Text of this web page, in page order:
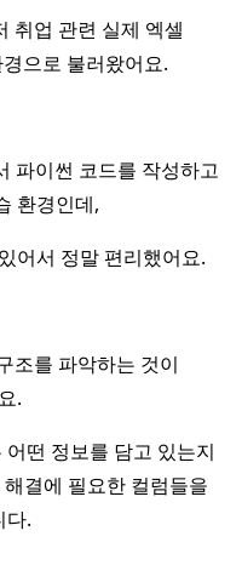
취업 관련 실제 엑셀
으로 불러왔어요.
파이썬 코드를 작성하고
환경인데,
어서 정말 편리했어요.
조를 파악하는 것이
.
떤 정보를 담고 있는지
결에 필요한 컬럼들을
다.